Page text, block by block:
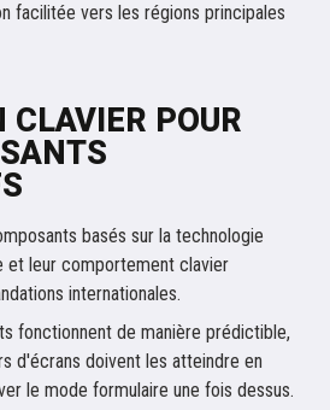
facilitée vers les régions principales
CLAVIER POUR
basés sur la technologie
et leur comportement clavier
internationales.
fonctionnent de manière prédictible,
d'écrans doivent les atteindre en
le mode formulaire une fois dessus.